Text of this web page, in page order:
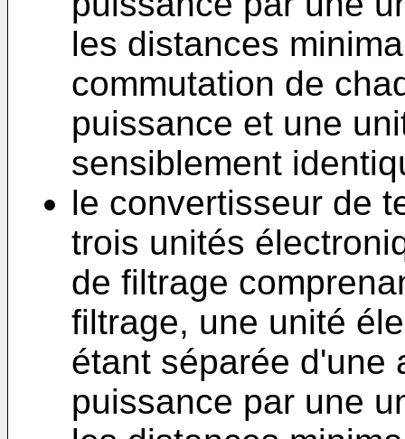
les distances
commutation de
puissance et une
sensiblement
le convertisseur de
trois unités
de filtrage
filtrage, une unité
étant séparée d'une
puissance par une